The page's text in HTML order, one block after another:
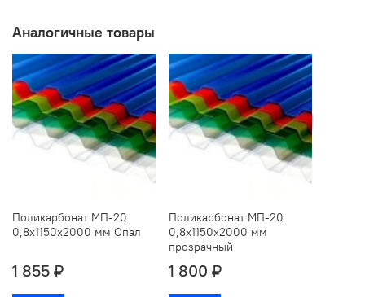
Аналогичные товары
Поликарбонат МП-20
0,8х1150х2000 мм Опал
1 855 ₽
Поликарбонат МП-20
0,8х1150х2000 мм
прозрачный
1 800 ₽